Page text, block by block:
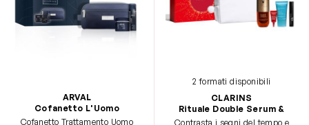
ARVAL
Cofanetto L'Uomo
Cofanetto Trattamento Uomo
2 formati disponibili
CLARINS
Rituale Double Serum &
Contrasta i segni del tempo e